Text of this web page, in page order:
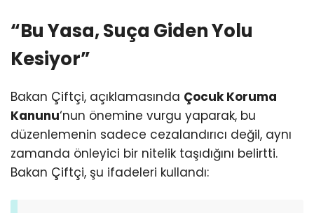
“Bu Yasa, Suça Giden Yolu
Kesiyor”
Bakan Çiftçi, açıklamasında Çocuk Koruma
Kanunu‘nun önemine vurgu yaparak, bu
düzenlemenin sadece cezalandırıcı değil, aynı
zamanda önleyici bir nitelik taşıdığını belirtti.
Bakan Çiftçi, şu ifadeleri kullandı: